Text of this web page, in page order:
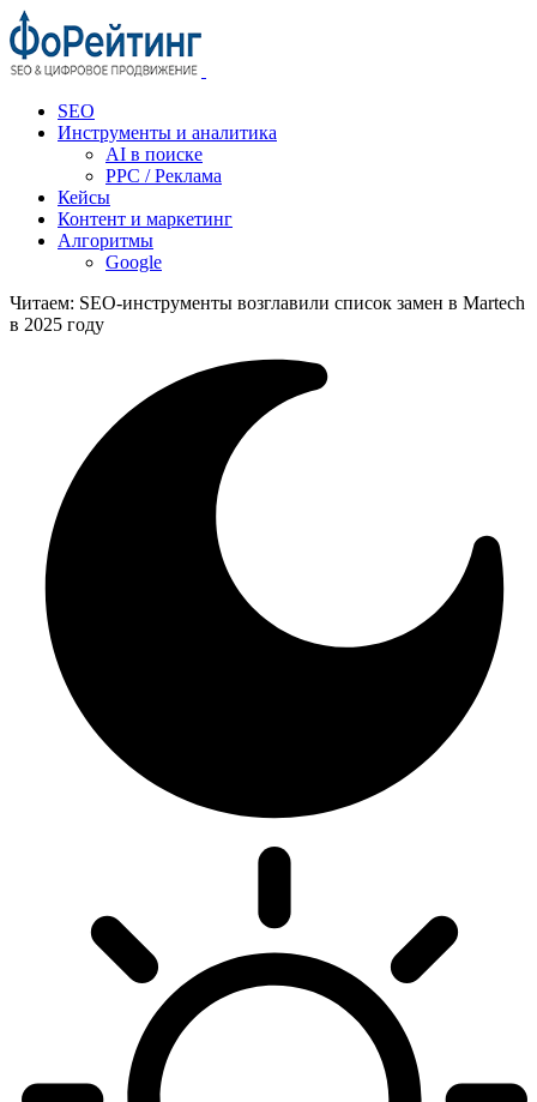
SEO
Инструменты и аналитика
AI в поиске
PPC / Реклама
Кейсы
Контент и маркетинг
Алгоритмы
Google
Читаем: SEO‑инструменты возглавили список замен в Martech
в 2025 году